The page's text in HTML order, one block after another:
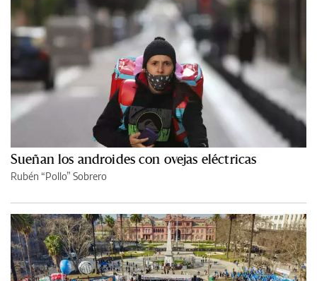
Sueñan los androides con ovejas eléctricas
Rubén “Pollo” Sobrero